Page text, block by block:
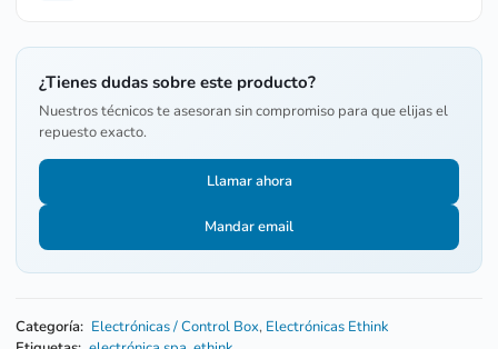
¿Tienes dudas sobre este producto?
Nuestros técnicos te asesoran sin compromiso para que elijas el
repuesto exacto.
Llamar ahora
Mandar email
Categoría: Electrónicas / Control Box, Electrónicas Ethink